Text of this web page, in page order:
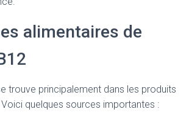
alimentaires de
trouve principalement dans les produits
Voici quelques sources importantes :